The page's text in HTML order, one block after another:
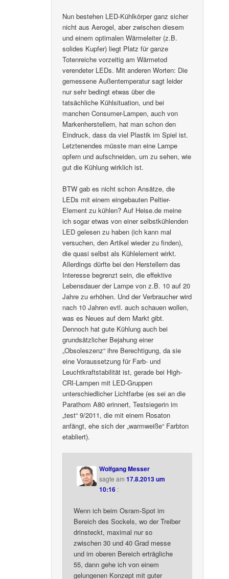
Nun bestehen LED-Kühlkörper ganz sicher
nicht aus Aerogel, aber zwischen diesem
und einem optimalen Wärmeleiter (z.B.
solides Kupfer) liegt Platz für ganze
Totenreiche vorzeitig am Wärmetod
verendeter LEDs. Mit anderen Worten: Die
gemessene Außentemperatur sagt leider
nur sehr bedingt etwas über die
tatsächliche Kühlsituation, und bei
manchen Consumer-Lampen, auch von
Markenherstellern, hat man schon den
Eindruck, dass da viel Plastik im Spiel ist.
Letztenendes müsste man eine Lampe
opfern und aufschneiden, um zu sehen, wie
gut die Kühlung wirklich ist.
BTW gab es nicht schon Ansätze, die
LEDs mit einem eingebauten Peltier-
Element zu kühlen? Auf Heise.de meine
ich sogar etwas von einer selbstkühlenden
LED gelesen zu haben (ich kann mal
versuchen, den Artikel wieder zu finden),
die quasi selbst als Kühlelement wirkt.
Allerdings dürfte bei den Herstellern das
Interesse begrenzt sein, die effektive
Lebensdauer der Lampe von z.B. 10 auf 20
Jahre zu erhöhen. Und der Verbraucher wird
nach 10 Jahren evtl. auch schauen wollen,
was es Neues auf dem Markt gibt.
Dennoch hat gute Kühlung auch bei
grundsätzlicher Bejahung einer
„Obsoleszenz“ ihre Berechtigung, da sie
eine Voraussetzung für Farb- und
Leuchtkraftstabilität ist, gerade bei High-
CRI-Lampen mit LED-Gruppen
unterschiedlicher Lichtfarbe (es sei an die
Parathom A80 erinnert, Testsiegerin im
„test“ 9/2011, die mit einem Rosaton
anfängt, ehe sich der „warmweiße“ Farbton
etabliert).
Wolfgang Messer
sagte am17.8.2013 um
10:16 :
Wenn ich beim Osram-Spot im
Bereich des Sockels, wo der Treiber
drinsteckt, maximal nur so
zwischen 30 und 40 Grad messe
und im oberen Bereich erträgliche
55, dann gehe ich von einem
gelungenen Konzept mit guter